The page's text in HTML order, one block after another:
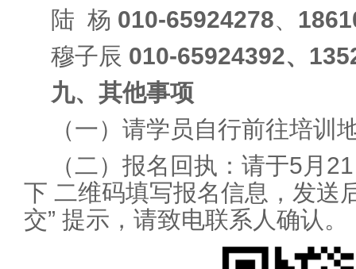
陆 杨 010-65924278、
穆子辰 010-65924392、
九、其他事项
（一）请学员自行前往培训
（二）报名回执：请于5月
下 二维码填写报名信息，发送
交” 提示，请致电联系人确认。